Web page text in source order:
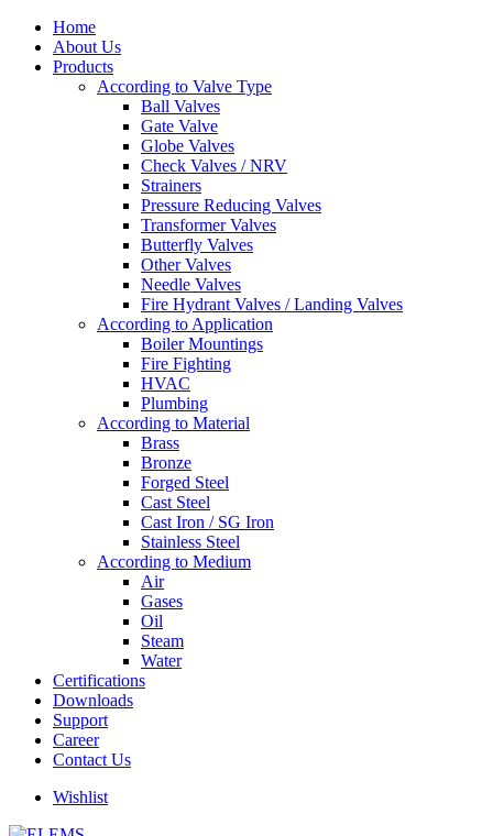
Home
About Us
Products
According to Valve Type
Ball Valves
Gate Valve
Globe Valves
Check Valves / NRV
Strainers
Pressure Reducing Valves
Transformer Valves
Butterfly Valves
Other Valves
Needle Valves
Fire Hydrant Valves / Landing Valves
According to Application
Boiler Mountings
Fire Fighting
HVAC
Plumbing
According to Material
Brass
Bronze
Forged Steel
Cast Steel
Cast Iron / SG Iron
Stainless Steel
According to Medium
Air
Gases
Oil
Steam
Water
Certifications
Downloads
Support
Career
Contact Us
Wishlist